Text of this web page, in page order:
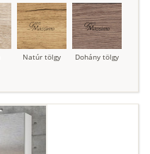
Natúr tölgy Dohány tölgy
Szupermatt
fehér